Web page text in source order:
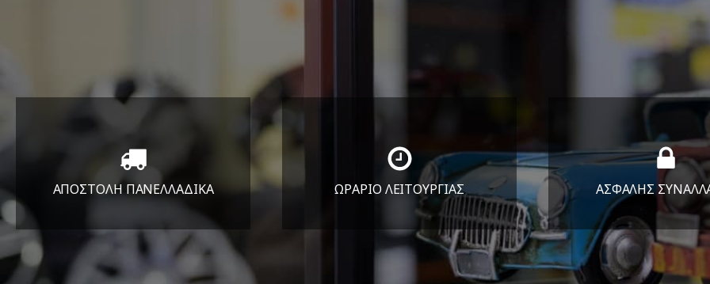
ΑΠΟΣΤΟΛΗ ΠΑΝΕΛΛΑΔΙΚA
Όπου και αν είστε θα σας
στείλουμε τα ελαστικά σας
ΩΡΑΡΙΟ ΛΕΙΤΟΥΡΓΙΑΣ
ΔΕΥ-ΠΑΡ 8:30-17:30
ΑΣΦΑΛΗΣ
Εγγυόμαστε την
των συναλλαγών